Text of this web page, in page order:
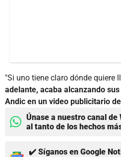
"Si uno tiene claro dónde quiere
adelante, acaba alcanzando
Andic en un video publicitario
Únase a nuestro canal
al tanto de los hechos
✔️ Síganos en Google